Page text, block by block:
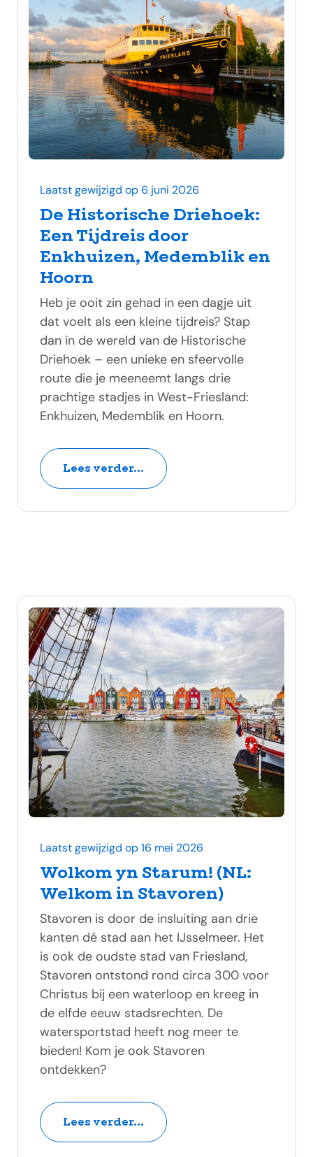
De Historische Driehoek:
Een Tijdreis door
Enkhuizen, Medemblik en
Hoorn
Laatst gewijzigd op 6 juni 2026
Heb je ooit zin gehad in een dagje uit
dat voelt als een kleine tijdreis? Stap
dan in de wereld van de Historische
Driehoek – een unieke en sfeervolle
route die je meeneemt langs drie
prachtige stadjes in West-Friesland:
Enkhuizen, Medemblik en Hoorn.
Lees verder...
Wolkom yn Starum! (NL:
Welkom in Stavoren)
Laatst gewijzigd op 16 mei 2026
Stavoren is door de insluiting aan drie
kanten dé stad aan het IJsselmeer. Het
is ook de oudste stad van Friesland,
Stavoren ontstond rond circa 300 voor
Christus bij een waterloop en kreeg in
de elfde eeuw stadsrechten. De
watersportstad heeft nog meer te
bieden! Kom je ook Stavoren
ontdekken?
Lees verder...